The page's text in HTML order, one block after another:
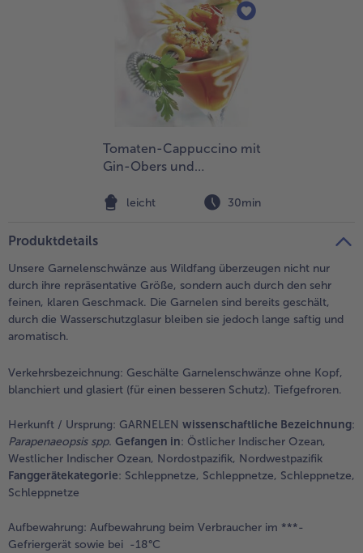
Tomaten-Cappuccino mit
Gin-Obers und
leicht 30min
Produktdetails
Unsere Garnelenschwänze aus Wildfang überzeugen nicht nur
durch ihre repräsentative Größe, sondern auch durch den sehr
feinen, klaren Geschmack. Die Garnelen sind bereits geschält,
durch die Wasserschutzglasur bleiben sie jedoch lange saftig und
aromatisch.
Verkehrsbezeichnung: Geschälte Garnelenschwänze ohne Kopf,
blanchiert und glasiert (für einen besseren Schutz). Tiefgefroren.
Herkunft / Ursprung: GARNELEN wissenschaftliche Bezeichnung:
Parapenaeopsis spp. Gefangen in: Östlicher Indischer Ozean,
Westlicher Indischer Ozean, Nordostpazifik, Nordwestpazifik
Fanggerätekategorie: Schleppnetze, Schleppnetze, Schleppnetze,
Schleppnetze
Aufbewahrung: Aufbewahrung beim Verbraucher im ***-
Gefriergerät sowie bei -18°C